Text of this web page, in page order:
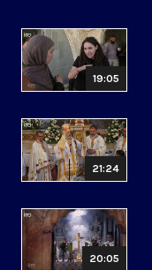
19:05
21:24
20:05